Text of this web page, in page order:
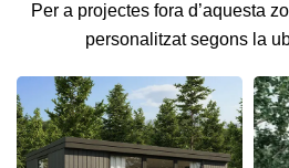
Per a projectes fora d’aquesta
personalitzat segons la